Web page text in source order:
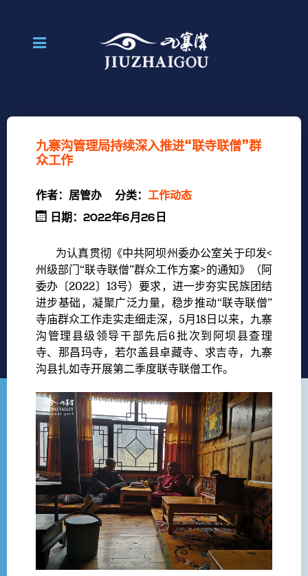
九寨沟管理局持续深入推进“联寺联僧”群
众工作
作者： 居管办 分类： 工作动态
日期：2022年6月26日
为认真贯彻《中共阿坝州委办公室关于印发<
州级部门“联寺联僧”群众工作方案>的通知》（阿
委办〔2022〕13号）要求，进一步夯实民族团结
进步基础，凝聚广泛力量，稳步推动“联寺联僧”
寺庙群众工作走实走细走深，5月18日以来，九寨
沟管理县级领导干部先后6批次到阿坝县查理
寺、那昌玛寺，若尔盖县卓藏寺、求吉寺，九寨
沟县扎如寺开展第二季度联寺联僧工作。